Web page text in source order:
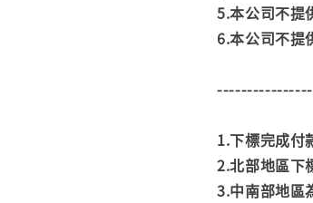
5.本公司不提
6.本公司不提
1.下標完成付
2.北部地區下
3.中南部地區